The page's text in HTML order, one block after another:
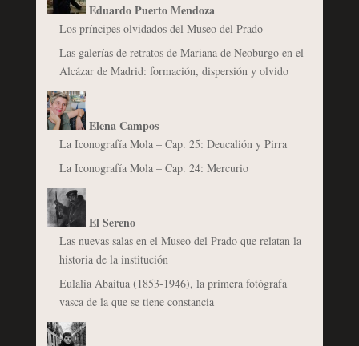
Eduardo Puerto Mendoza
Los príncipes olvidados del Museo del Prado
Las galerías de retratos de Mariana de Neoburgo en el
Alcázar de Madrid: formación, dispersión y olvido
Elena Campos
La Iconografía Mola – Cap. 25: Deucalión y Pirra
La Iconografía Mola – Cap. 24: Mercurio
El Sereno
Las nuevas salas en el Museo del Prado que relatan la
historia de la institución
Eulalia Abaitua (1853-1946), la primera fotógrafa
vasca de la que se tiene constancia